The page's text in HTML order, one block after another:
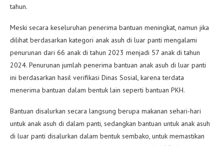
tahun.
Meski secara keseluruhan penerima bantuan meningkat, namun jika
dilihat berdasarkan kategori anak asuh di luar panti mengalami
penurunan dari 66 anak di tahun 2023 menjadi 57 anak di tahun
2024. Penurunan jumlah penerima bantuan anak asuh di luar panti
ini berdasarkan hasil verifikasi Dinas Sosial, karena terdata
menerima bantuan dalam bentuk lain seperti bantuan PKH.
Bantuan disalurkan secara langsung berupa makanan sehari-hari
untuk anak asuh di dalam panti, sedangkan bantuan untuk anak asuh
di luar panti disalurkan dalam bentuk sembako, untuk memastikan